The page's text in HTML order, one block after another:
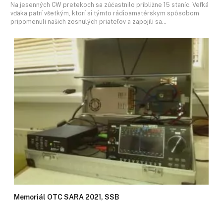
Na jesenných CW pretekoch sa zúčastnilo približne 15 staníc. Veľká
vďaka patrí všetkým, ktorí si týmto rádioamatérskym spôsobom
pripomenuli našich zosnulých priateľov a zapojili sa…
Memoriál OTC SARA 2021, SSB